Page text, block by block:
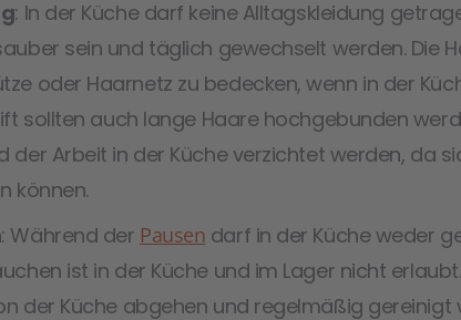
: In der Küche darf keine Alltagskleidung
sein und täglich gewechselt werden. Die
oder Haarnetz zu bedecken, wenn in der
sollten auch lange Haare hochgebunden
der Arbeit in der Küche verzichtet werden, da
können.
: Während der Pausen darf in der Küche weder
ist in der Küche und im Lager nicht
der Küche abgehen und regelmäßig gereinigt